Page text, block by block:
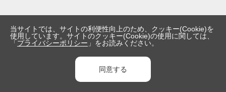
当サイトでは、サイトの利便性向上のため、クッキー(Cookie)を
使用しています。サイトのクッキー(Cookie)の使用に関しては、
「 プライバシーポリシー 」をお読みください。
同意する